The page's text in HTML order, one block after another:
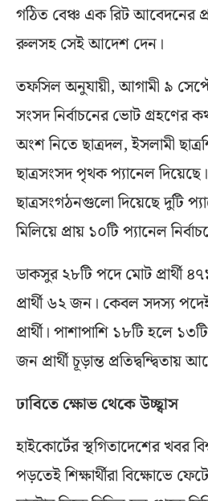
গঠিত বেঞ্চ এক রিট আবেদনের
রুলসহ সেই আদেশ দেন।
তফসিল অনুযায়ী, আগামী ৯
সংসদ নির্বাচনের ভোট গ্রহণের
অংশ নিতে ছাত্রদল, ইসলামী
ছাত্রসংসদ পৃথক প্যানেল দিয়েছে।
ছাত্রসংগঠনগুলো দিয়েছে দুটি
মিলিয়ে প্রায় ১০টি প্যানেল
ডাকসুর ২৮টি পদে মোট প্রার্থী
প্রার্থী ৬২ জন। কেবল সদস্য
প্রার্থী। পাশাপাশি ১৮টি হলে
জন প্রার্থী চূড়ান্ত প্রতিদ্বন্দ্বিতায়
ঢাবিতে ক্ষোভ থেকে উচ্ছ্বাস
হাইকোর্টের স্থগিতাদেশের খবর
পড়তেই শিক্ষার্থীরা বিক্ষোভে